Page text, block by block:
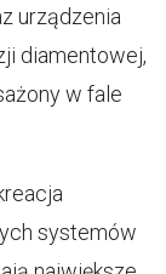
urządzenia
diamentowej,
w fale
systemów